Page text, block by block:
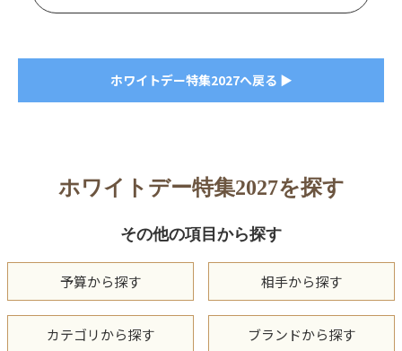
ホワイトデー特集2027へ戻る ▶
ホワイトデー特集2027を探す
その他の項目から探す
予算から探す 相手から探す
カテゴリから探す ブランドから探す